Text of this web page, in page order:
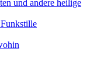
und andere heilige